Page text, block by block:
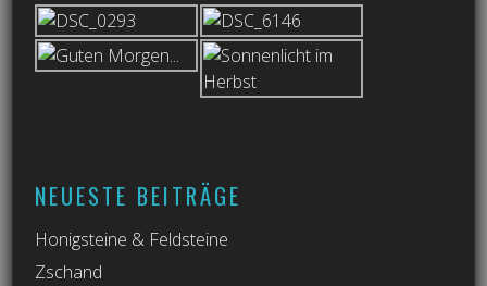
NEUESTE BEITRÄGE
Honigsteine & Feldsteine
Zschand